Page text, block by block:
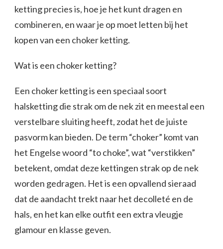
ketting precies is, hoe je het kunt dragen en
combineren, en waar je op moet letten bij het
kopen van een choker ketting.
Wat is een choker ketting?
Een choker ketting is een speciaal soort
halsketting die strak om de nek zit en meestal een
verstelbare sluiting heeft, zodat het de juiste
pasvorm kan bieden. De term “choker” komt van
het Engelse woord “to choke”, wat “verstikken”
betekent, omdat deze kettingen strak op de nek
worden gedragen. Het is een opvallend sieraad
dat de aandacht trekt naar het decolleté en de
hals, en het kan elke outfit een extra vleugje
glamour en klasse geven.